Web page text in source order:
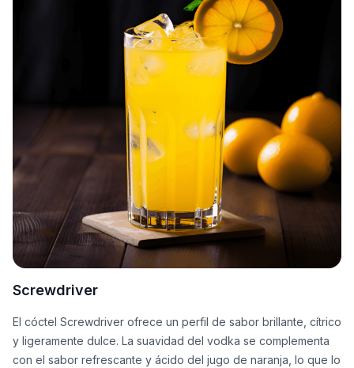
Screwdriver
El cóctel Screwdriver ofrece un perfil de sabor brillante, cítrico
y ligeramente dulce. La suavidad del vodka se complementa
con el sabor refrescante y ácido del jugo de naranja, lo que lo